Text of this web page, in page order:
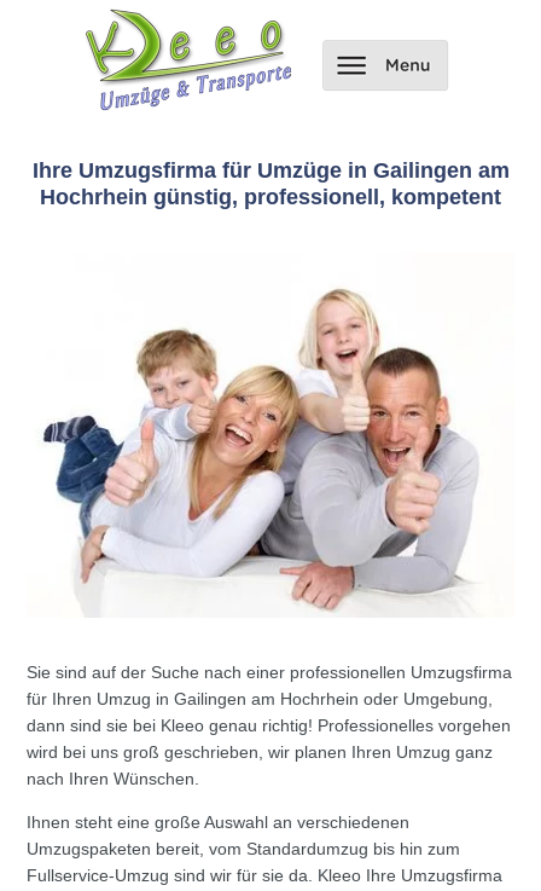
Ihre Umzugsfirma für Umzüge in Gailingen am
Hochrhein günstig, professionell, kompetent
Sie sind auf der Suche nach einer professionellen Umzugsfirma
für Ihren Umzug in Gailingen am Hochrhein oder Umgebung,
dann sind sie bei Kleeo genau richtig! Professionelles vorgehen
wird bei uns groß geschrieben, wir planen Ihren Umzug ganz
nach Ihren Wünschen.
Ihnen steht eine große Auswahl an verschiedenen
Umzugspaketen bereit, vom Standardumzug bis hin zum
Fullservice-Umzug sind wir für sie da. Kleeo Ihre Umzugsfirma